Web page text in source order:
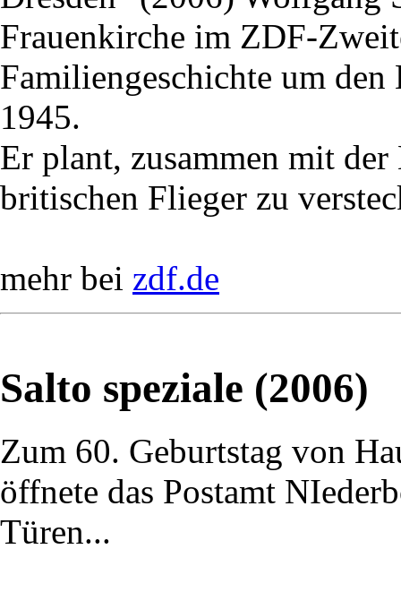
Frauenkirche im ZDF-
Familiengeschichte um
1945.
Er plant, zusammen mit
britischen Flieger zu
mehr bei zdf.de
Salto speziale (2006)
Zum 60. Geburtstag von
öffnete das Postamt
Türen...